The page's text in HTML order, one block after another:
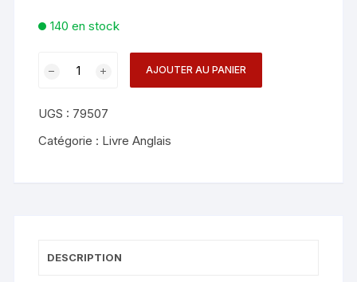
140 en stock
Home
for
US
AJOUTER AU PANIER
UGS : 79507
Catégorie : Livre Anglais
DESCRIPTION